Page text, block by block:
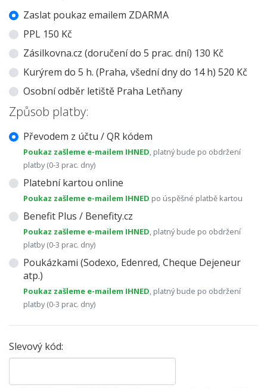
Zaslat poukaz emailem ZDARMA
PPL 150 Kč
Zásilkovna.cz (doručení do 5 prac. dní) 130 Kč
Kurýrem do 5 h. (Praha, všední dny do 14 h) 520 Kč
Osobní odběr letiště Praha Letňany
Způsob platby:
Převodem z účtu / QR kódem
Poukaz zašleme e-mailem IHNED, platný bude po obdržení
platby (0-3 prac. dny)
Platební kartou online
Poukaz zašleme e-mailem IHNED po úspěšné platbě kartou
Benefit Plus / Benefity.cz
Poukaz zašleme e-mailem IHNED, platný bude po obdržení
platby (0-3 prac. dny)
Poukázkami (Sodexo, Edenred, Cheque Dejeneur
atp.)
Poukaz zašleme e-mailem IHNED, platný bude po obdržení
platby (0-3 prac. dny)
Slevový kód: